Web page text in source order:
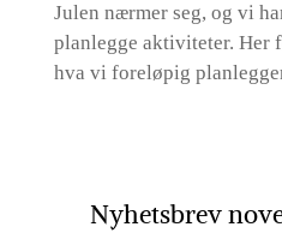
Julen nærmer seg, og vi
planlegge aktiviteter. Her
hva vi foreløpig
Nyhetsbrev